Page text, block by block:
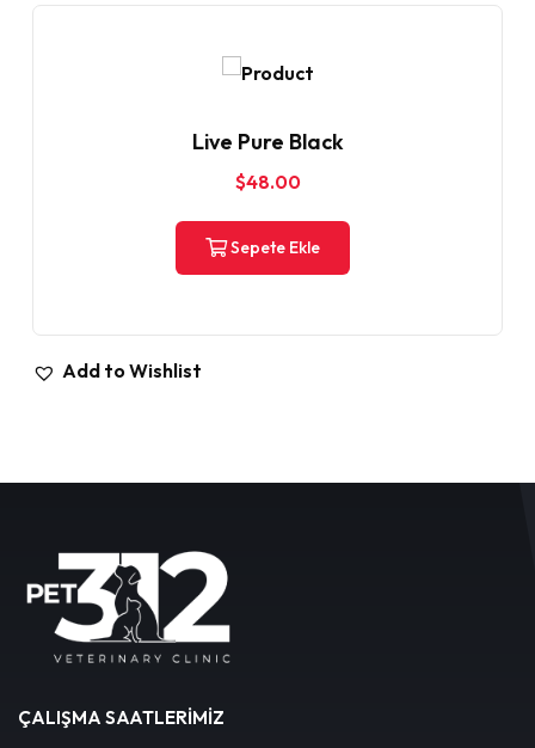
Live Pure Black
$48.00
Sepete Ekle
Add to Wishlist
ÇALIŞMA SAATLERIMIZ